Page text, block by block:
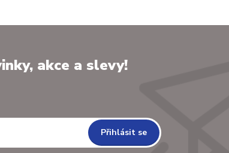
akce a slevy!
Přihlásit se